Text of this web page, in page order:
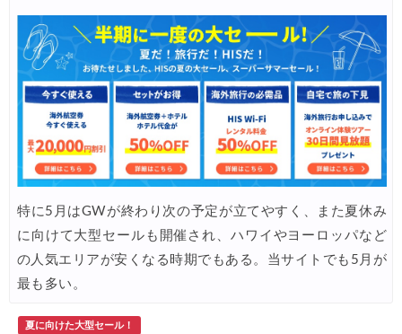
07/25 Trip.com) 海外航空券(アジア) 6,900円~
07/24 HIS) 海外航空券 3,000円OFFクーポン
07/24 HIS) アイスランドツアー 最大30,000円OFFクーポン
Trip.com) 海外航空券 最大2,500円OFFクーポン
07/23 Trip.com) 航空券＋ホテル 最大5,000円OFFクーポン
07/22 JTB) 海外ツアー(20代) 最大28,000円OFFクーポン
07/22 JTB) 海外ツアー(10代) 最大28,000円OFFクーポン
07/21 エアトリ) 海外航空券 最大10,000円OFFクーポン
特に5月はGWが終わり次の予定が立てやすく、また夏休み
に向けて大型セールも開催され、ハワイやヨーロッパなど
の人気エリアが安くなる時期でもある。当サイトでも5月が
最も多い。
夏に向けた大型セール！